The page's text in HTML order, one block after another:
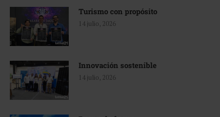
Turismo con propósito
14 julio, 2026
Innovación sostenible
14 julio, 2026